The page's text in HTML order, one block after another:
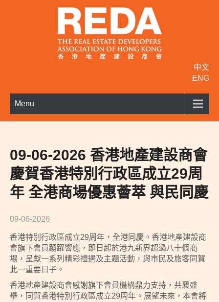
中文
ENG
Menu
09-06-2026 香港地產建設商會
慶賀香港特別行政區成立29周
年 全港商場優惠薈萃 與民同慶
09-06-2026
香港特別行政區成立29周年，全港同慶。香港地產建設商
會旗下會員踴躍響應，即日起於港九新界超過八十個商
場，呈獻一系列精彩禮遇及主題活動，與市民及旅客同賀
此一重要日子。
香港地產建設商會感謝旗下會員機構鼎力支持，共襄盛
舉，同賀香港特別行政區成立29周年。展望未來，本會將